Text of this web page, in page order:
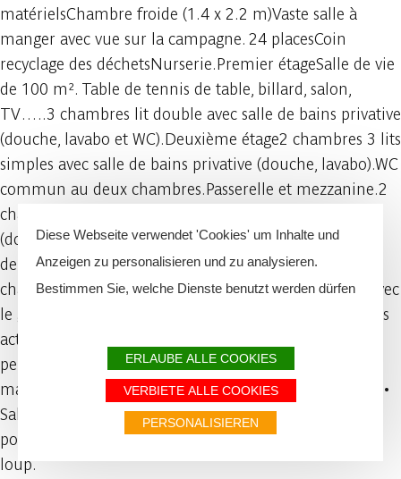
matérielsChambre froide (1.4 x 2.2 m)Vaste salle à
manger avec vue sur la campagne. 24 placesCoin
recyclage des déchetsNurserie.Premier étageSalle de vie
de 100 m². Table de tennis de table, billard, salon,
TV…..3 chambres lit double avec salle de bains privative
(douche, lavabo et WC).Deuxième étage2 chambres 3 lits
simples avec salle de bains privative (douche, lavabo).WC
commun au deux chambres.Passerelle et mezzanine.2
chambres 2 lits simples avec salle de bains privative
(douche, lavabo et WC). Suivant la saison il est possible
de diminuer la capacité de 1 ou 2
chambres.Combinaison possible du gîte grand loup avec
le gîte p’tit loup.Été comme hiver nombreuses sont les
activités environnantes !Le “Petit Loup” : capacité de 4
personnesDe plain pied• Cuisine équipée.• Salle à
manger.• 1 chambre lit double.• 1 chambre lit simple.•
Salle de bains (douche, lavabo et WC).Combinaison
possible avec les chambres d’hôtes et ou le gîte grand
loup.
Diese Webseite verwendet 'Cookies' um Inhalte und
Anzeigen zu personalisieren und zu analysieren.
Bestimmen Sie, welche Dienste benutzt werden dürfen
ERLAUBE ALLE COOKIES
VERBIETE ALLE COOKIES
PERSONALISIEREN